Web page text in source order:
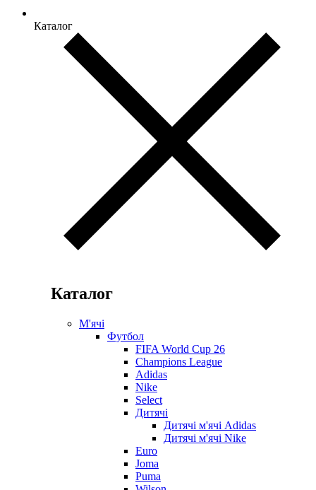
Каталог
Каталог
М'ячі
Футбол
FIFA World Cup 26
Champions League
Adidas
Nike
Select
Дитячі
Дитячі м'ячі Adidas
Дитячі м'ячі Nike
Euro
Joma
Puma